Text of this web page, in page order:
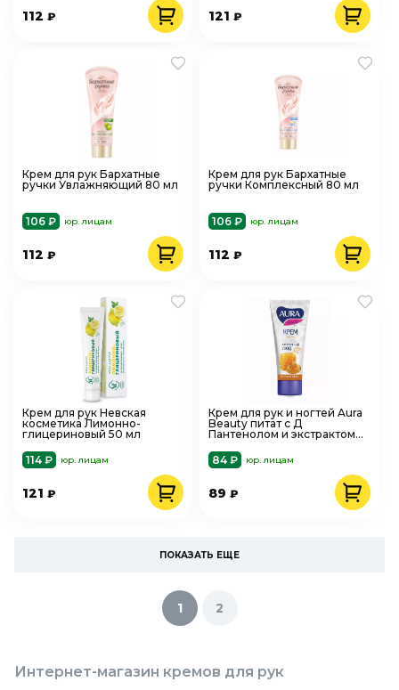
112 ₽ 121₽
Крем для рук Бархатные
ручки Увлажняющий 80 мл
106 ₽ юр. лицам
112 ₽
Крем для рук Бархатные
ручки Комплексный 80 мл
106 ₽ юр. лицам
112₽
Крем для рук Невская
косметика Лимонно-
глицериновый 50 мл
114 ₽
юр. лицам
121 ₽
Крем для рук и ногтей Aura
Beauty питат с Д
Пантенолом и экстрактом
84 ₽
юр. лицам
89₽
ПОКАЗАТЬ ЕЩЕ
1 2
Интернет-магазин кремов для рук